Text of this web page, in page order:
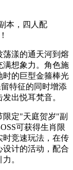
本，四人配
荡漾的通天河到熔
满想象力。角色施
时的巨型金箍棒光
特征的同时增添
出悦耳梵音。
定"天庭贺岁"副
可获得生肖限
时竞速玩法，在传
计的活动，配合
。